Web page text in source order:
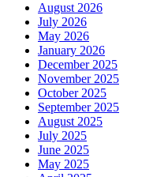
August 2026
July 2026
May 2026
January 2026
December 2025
November 2025
October 2025
September 2025
August 2025
July 2025
June 2025
May 2025